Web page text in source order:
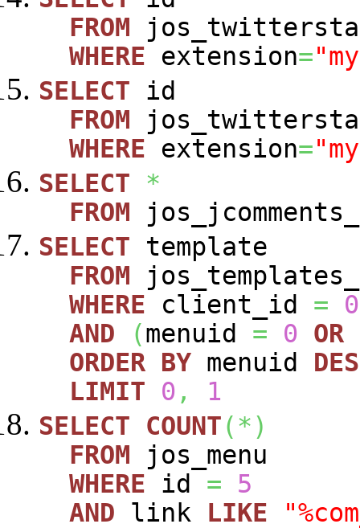
FROM
WHERE extension=
SELECT id
FROM
WHERE extension=
SELECT
*
FROM
SELECT template
FROM
WHERE client_id =
0
AND
(menuid = 0 OR
ORDER BY menuid
LIMIT
0 ,
1
SELECT
COUNT(*)
FROM jos_menu
WHERE id =
5
AND link LIKE